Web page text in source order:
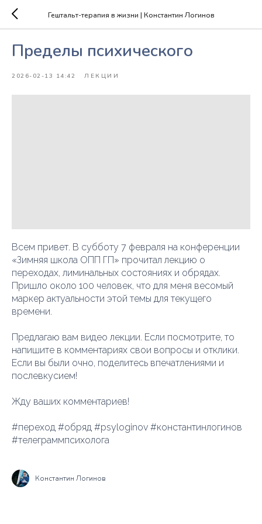
Гештальт-терапия в жизни | Константин Логинов
Пределы психического
2026-02-13 14:42 ЛЕКЦИИ
Всем привет. В субботу 7 февраля на конференции
«Зимняя школа ОПП ГП» прочитал лекцию о
переходах, лиминальных состояниях и обрядах.
Пришло около 100 человек, что для меня весомый
маркер актуальности этой темы для текущего
времени.
Предлагаю вам видео лекции. Если посмотрите, то
напишите в комментариях свои вопросы и отклики.
Если вы были очно, поделитесь впечатлениями и
послевкусием!
Жду ваших комментариев!
#переход #обряд #psyloginov #константинлогинов
#телеграммпсихолога
Константин Логинов